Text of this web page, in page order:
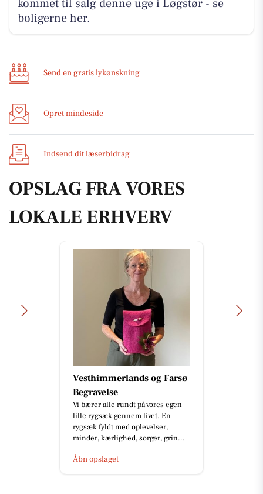
kommet til salg denne uge i Løgstør - se
boligerne her.
Send en gratis lykønskning
Opret mindeside
Indsend dit læserbidrag
OPSLAG FRA VORES
LOKALE ERHVERV
Vesthimmerlands og Farsø
Begravelse
Vi bærer alle rundt på vores egen
lille rygsæk gennem livet. En
rygsæk fyldt med oplevelser,
minder, kærlighed, sorger, grin...
Åbn opslaget